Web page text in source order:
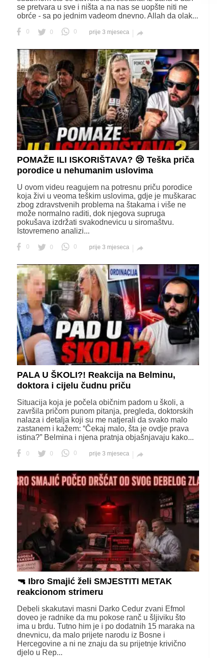
se pretvara u sve i ništa a na nas se uopšte niti ne
obrće - sa po jednim vadeom dnevno. Allah da olak...
0 0 0 prije 3 mjeseca 
POMAŽE ILI ISKORIŠTAVA? 😢 Teška priča
porodice u nehumanim uslovima
U ovom videu reagujem na potresnu priču porodice
koja živi u veoma teškim uslovima, gdje je muškarac
zbog zdravstvenih problema na štakama i više ne
može normalno raditi, dok njegova supruga
pokušava izdržati svakodnevicu u siromaštvu.
Istovremeno analizi...
0 0 0 prije 3 mjeseca 
PALA U ŠKOLI?! Reakcija na Belminu,
doktora i cijelu čudnu priču
Situacija koja je počela običnim padom u školi, a
završila pričom punom pitanja, pregleda, doktorskih
nalaza i detalja koji su me natjerali da svako malo
zastanem i kažem: “Čekaj malo, šta je ovdje prava
istina?” Belmina i njena pratnja objašnjavaju kako...
0 0 0 prije 3 mjeseca 
🔫 Ibro Smajić želi SMJESTITI METAK
reakcionom strimeru
Debeli skakutavi masni Darko Cedur zvani Efmol
doveo je radnike da mu pokose ranč u šljiviku što
ima u brdu. Tutno him je i po dodatnih 15 maraka na
dnevnicu, da malo prijete narodu iz Bosne i
Hercegovine a ni ne znaju da su prijetnje krivično
djelo u Rep...